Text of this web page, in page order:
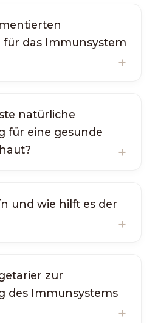
für das Immunsystem
natürliche
für eine gesunde
und wie hilft es der
zur
des Immunsystems